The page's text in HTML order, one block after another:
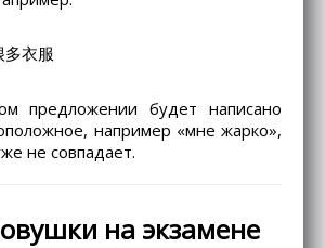
衣服
предложении будет написано
например «мне жарко»,
не совпадает.
на экзамене